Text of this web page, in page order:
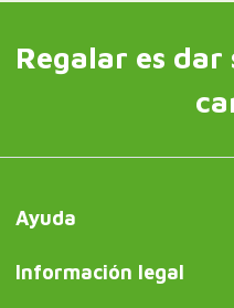
Regalar es
Ayuda
Información legal